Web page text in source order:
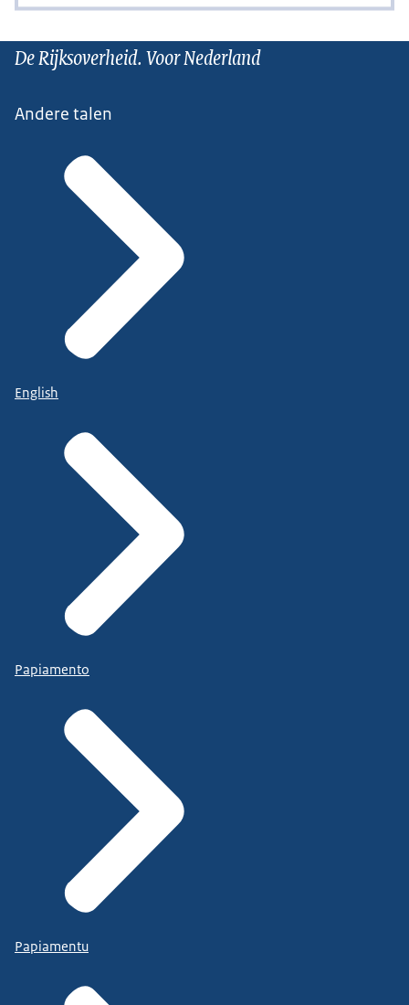
De Rijksoverheid. Voor Nederland
Andere talen
English
Papiamento
Papiamentu